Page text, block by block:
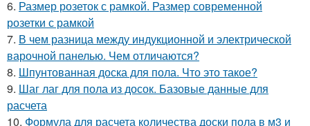
6. Размер розеток с рамкой. Размер современной
розетки с рамкой
7. В чем разница между индукционной и электрической
варочной панелью. Чем отличаются?
8. Шпунтованная доска для пола. Что это такое?
9. Шаг лаг для пола из досок. Базовые данные для
расчета
10. Формула для расчета количества доски пола в м3 и